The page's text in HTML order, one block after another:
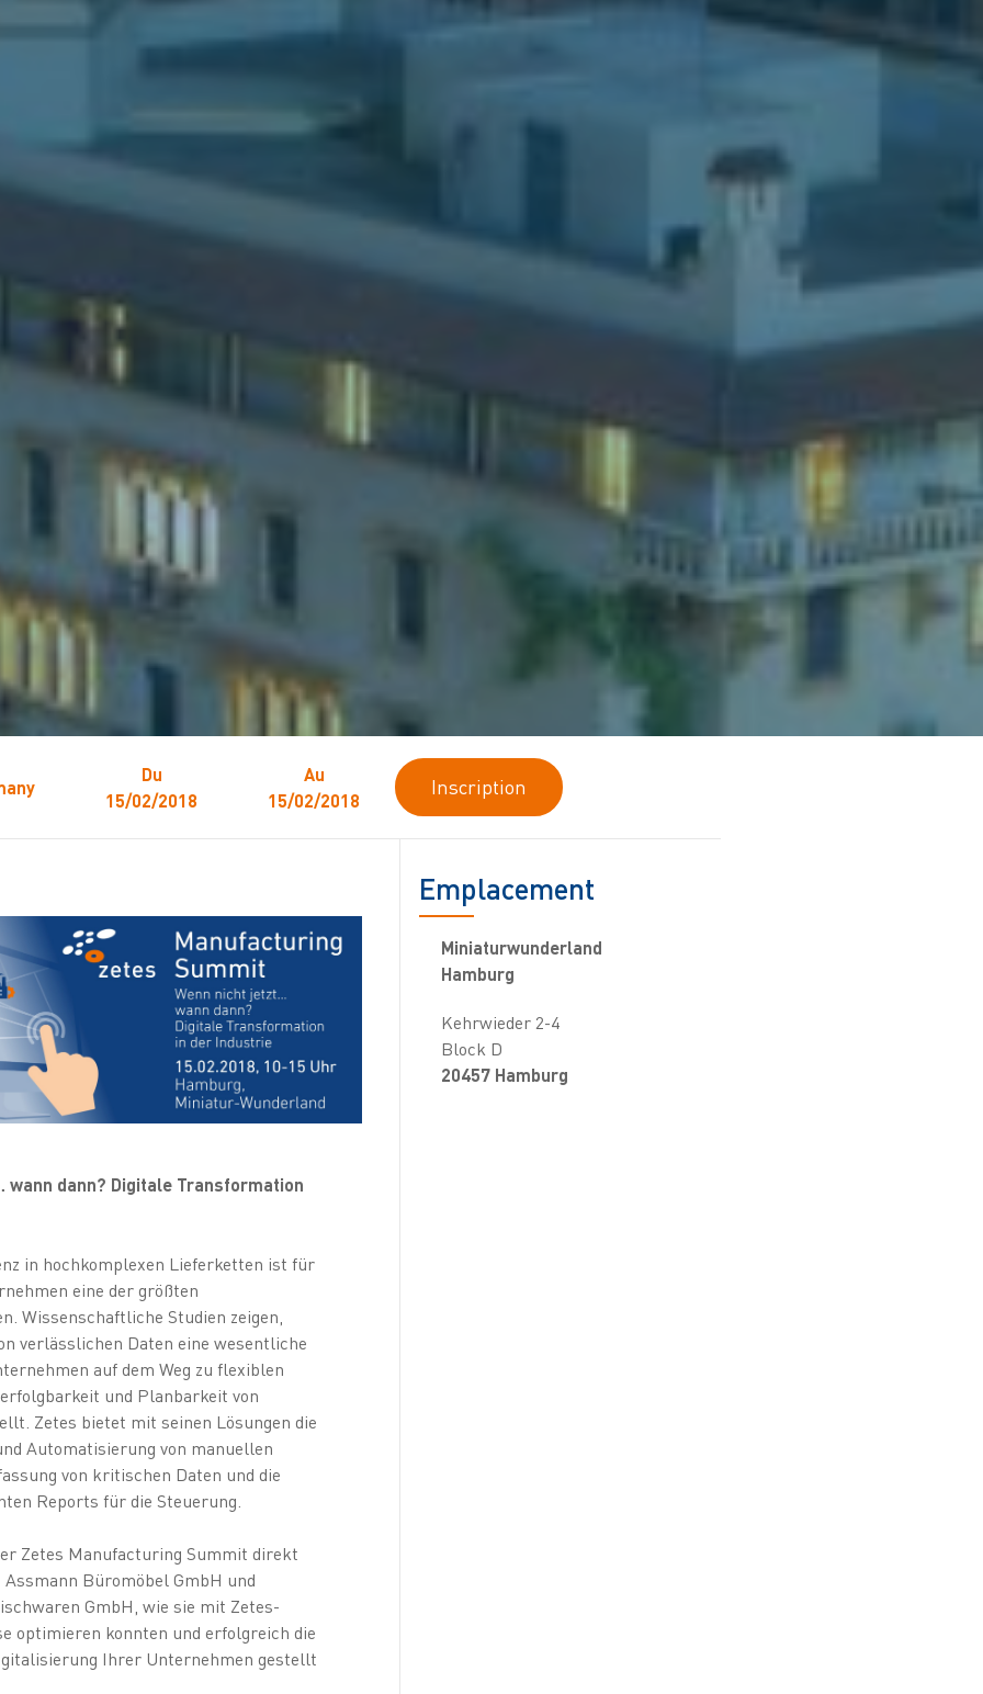
Du
15/02/2018
Au
15/02/2018
Inscription
wann dann? Digitale Transformation
in hochkomplexen Lieferketten ist für
eine der größten
Wissenschaftliche Studien zeigen,
verlässlichen Daten eine wesentliche
auf dem Weg zu flexiblen
und Planbarkeit von
Zetes bietet mit seinen Lösungen die
Automatisierung von manuellen
von kritischen Daten und die
Reports für die Steuerung.
Zetes Manufacturing Summit direkt
Assmann Büromöbel GmbH und
GmbH, wie sie mit Zetes-
optimieren konnten und erfolgreich die
Ihrer Unternehmen gestellt
Emplacement
Miniaturwunderland
Hamburg
Kehrwieder 2-4
Block D
20457 Hamburg